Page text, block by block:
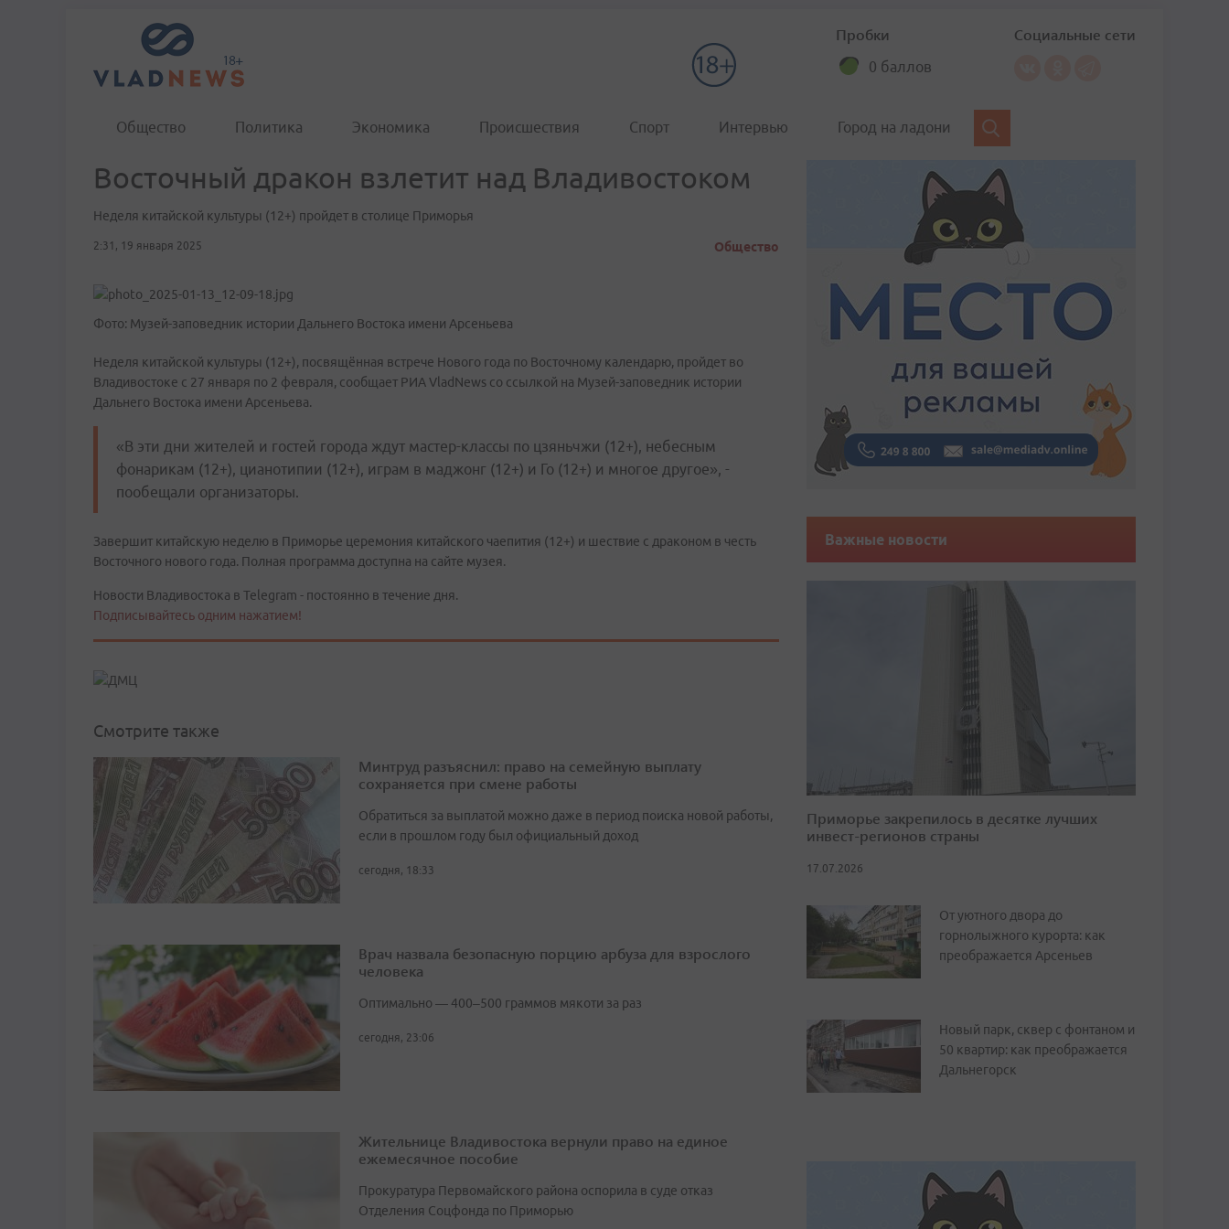
Пробки
0 баллов
Социальные сети
Общество Политика Экономика Происшествия Спорт Интервью Город на ладони
Восточный дракон взлетит над Владивостоком
Неделя китайской культуры (12+) пройдет в столице Приморья
2:31, 19 января 2025 Общество
Фото: Музей-заповедник истории Дальнего Востока имени Арсеньева
Неделя китайской культуры (12+), посвящённая встрече Нового года по Восточному календарю, пройдет во
Владивостоке с 27 января по 2 февраля, сообщает РИА VladNews со ссылкой на Музей-заповедник истории
Дальнего Востока имени Арсеньева.
«В эти дни жителей и гостей города ждут мастер-классы по цзяньчжи (12+), небесным
фонарикам (12+), цианотипии (12+), играм в маджонг (12+) и Го (12+) и многое другое», -
пообещали организаторы.
Завершит китайскую неделю в Приморье церемония китайского чаепития (12+) и шествие с драконом в честь
Восточного нового года. Полная программа доступна на сайте музея.
Новости Владивостока в Telegram - постоянно в течение дня.
Подписывайтесь одним нажатием!
Смотрите также
Минтруд разъяснил: право на семейную выплату
сохраняется при смене работы
Обратиться за выплатой можно даже в период поиска новой работы,
если в прошлом году был официальный доход
сегодня, 18:33
Врач назвала безопасную порцию арбуза для взрослого
человека
Оптимально — 400–500 граммов мякоти за раз
сегодня, 23:06
Жительнице Владивостока вернули право на единое
ежемесячное пособие
Прокуратура Первомайского района оспорила в суде отказ
Отделения Соцфонда по Приморью
Важные новости
Приморье закрепилось в десятке лучших
инвест-регионов страны
17.07.2026
От уютного двора до
горнолыжного курорта: как
преображается Арсеньев
Новый парк, сквер с фонтаном и
50 квартир: как преображается
Дальнегорск